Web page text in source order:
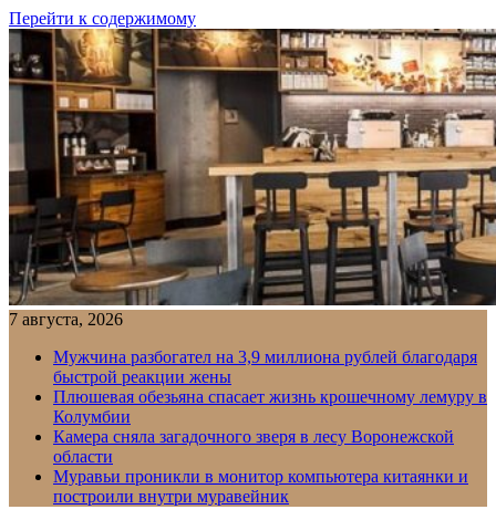
Перейти к содержимому
7 августа, 2026
Мужчина разбогател на 3,9 миллиона рублей благодаря
быстрой реакции жены
Плюшевая обезьяна спасает жизнь крошечному лемуру в
Колумбии
Камера сняла загадочного зверя в лесу Воронежской
области
Муравьи проникли в монитор компьютера китаянки и
построили внутри муравейник